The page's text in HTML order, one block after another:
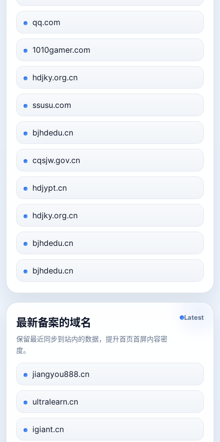
qq.com
1010gamer.com
hdjky.org.cn
ssusu.com
bjhdedu.cn
cqsjw.gov.cn
hdjypt.cn
hdjky.org.cn
bjhdedu.cn
bjhdedu.cn
最新备案的域名
保留最近同步到站内的数据，提升首页首屏内容密
度。
Latest
jiangyou888.cn
ultralearn.cn
igiant.cn